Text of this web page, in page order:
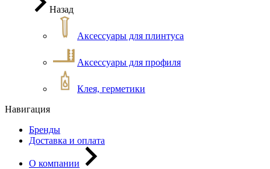
Назад
Аксессуары для плинтуса
Аксессуары для профиля
Клея, герметики
Навигация
Бренды
Доставка и оплата
О компании